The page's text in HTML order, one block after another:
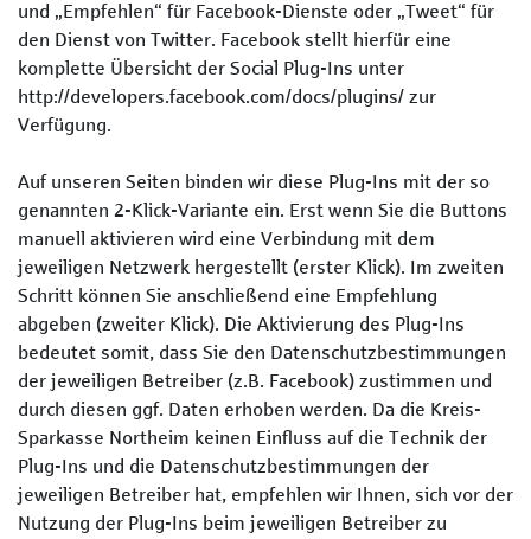
und „Empfehlen“ für Facebook-Dienste oder „Tweet“ für
den Dienst von Twitter. Facebook stellt hierfür eine
komplette Übersicht der Social Plug-Ins unter
http://developers.facebook.com/docs/plugins/ zur
Verfügung.
Auf unseren Seiten binden wir diese Plug-Ins mit der so
genannten 2-Klick-Variante ein. Erst wenn Sie die Buttons
manuell aktivieren wird eine Verbindung mit dem
jeweiligen Netzwerk hergestellt (erster Klick). Im zweiten
Schritt können Sie anschließend eine Empfehlung
abgeben (zweiter Klick). Die Aktivierung des Plug-Ins
bedeutet somit, dass Sie den Datenschutzbestimmungen
der jeweiligen Betreiber (z.B. Facebook) zustimmen und
durch diesen ggf. Daten erhoben werden. Da die Kreis-
Sparkasse Northeim keinen Einfluss auf die Technik der
Plug-Ins und die Datenschutzbestimmungen der
jeweiligen Betreiber hat, empfehlen wir Ihnen, sich vor der
Nutzung der Plug-Ins beim jeweiligen Betreiber zu